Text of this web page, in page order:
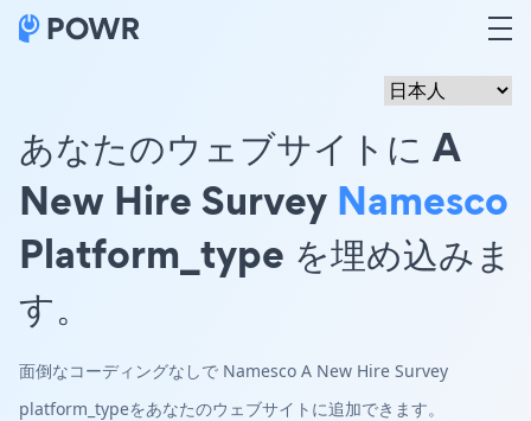
あなたのウェブサイトに A
New Hire Survey Namesco
Platform_type を埋め込みま
す。
面倒なコーディングなしで Namesco A New Hire Survey
platform_typeをあなたのウェブサイトに追加できます。